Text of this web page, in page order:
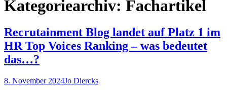
Kategoriearchiv: Fachartikel
Recrutainment Blog landet auf Platz 1 im
HR Top Voices Ranking – was bedeutet
das…?
8. November 2024Jo Diercks